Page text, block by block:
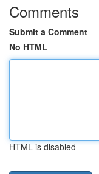
Comments
Submit a Comment
No HTML
HTML is disabled